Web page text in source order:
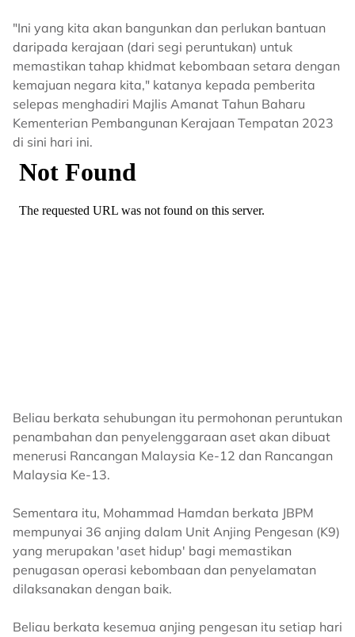
"Ini yang kita akan bangunkan dan perlukan bantuan
daripada kerajaan (dari segi peruntukan) untuk
memastikan tahap khidmat kebombaan setara dengan
kemajuan negara kita," katanya kepada pemberita
selepas menghadiri Majlis Amanat Tahun Baharu
Kementerian Pembangunan Kerajaan Tempatan 2023
di sini hari ini.
Beliau berkata sehubungan itu permohonan peruntukan
penambahan dan penyelenggaraan aset akan dibuat
menerusi Rancangan Malaysia Ke-12 dan Rancangan
Malaysia Ke-13.
Sementara itu, Mohammad Hamdan berkata JBPM
mempunyai 36 anjing dalam Unit Anjing Pengesan (K9)
yang merupakan 'aset hidup' bagi memastikan
penugasan operasi kebombaan dan penyelamatan
dilaksanakan dengan baik.
Beliau berkata kesemua anjing pengesan itu setiap hari